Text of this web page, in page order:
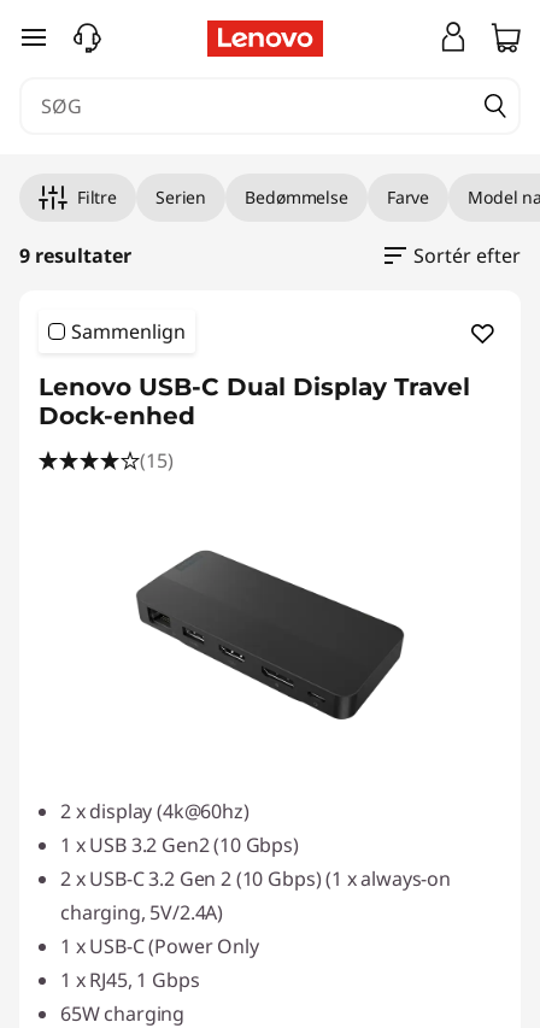
spring til hovedindhold
Filtre Serien Bedømmelse Farve Model
9 resultater Sortér efter
Sammenlign
Lenovo USB-C Dual Display Travel
Dock-enhed
(15)
2 x display (4k@60hz)
1 x USB 3.2 Gen2 (10 Gbps)
2 x USB-C 3.2 Gen 2 (10 Gbps) (1 x always-on
charging, 5V/2.4A)
1 x USB-C (Power Only
1 x RJ45, 1 Gbps
65W charging